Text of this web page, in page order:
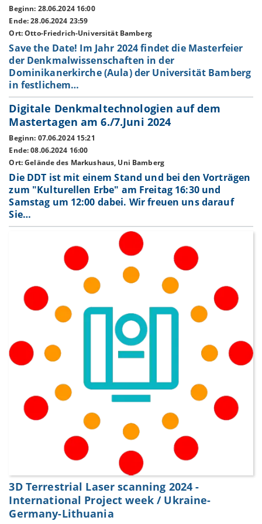
Beginn: 28.06.2024 16:00
Ende: 28.06.2024 23:59
Ort: Otto-Friedrich-Universität Bamberg
Save the Date! Im Jahr 2024 findet die Masterfeier
der Denkmalwissenschaften in der
Dominikanerkirche (Aula) der Universität Bamberg
in festlichem…
Digitale Denkmaltechnologien auf dem
Mastertagen am 6./7.Juni 2024
Beginn: 07.06.2024 15:21
Ende: 08.06.2024 16:00
Ort: Gelände des Markushaus, Uni Bamberg
Die DDT ist mit einem Stand und bei den Vorträgen
zum "Kulturellen Erbe" am Freitag 16:30 und
Samstag um 12:00 dabei. Wir freuen uns darauf
Sie…
3D Terrestrial Laser scanning 2024 -
International Project week / Ukraine-
Germany-Lithuania